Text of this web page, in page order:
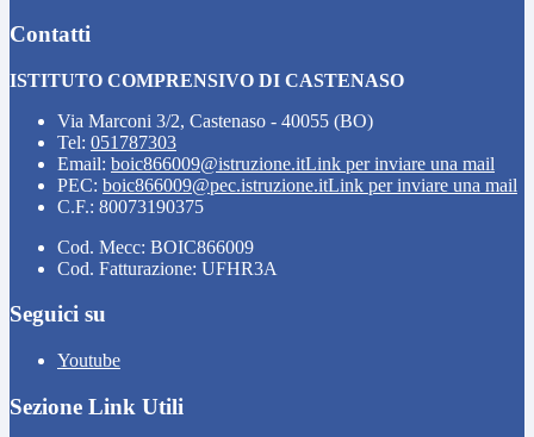
Contatti
ISTITUTO COMPRENSIVO DI CASTENASO
Via Marconi 3/2, Castenaso - 40055 (BO)
Tel: 051787303
Email: boic866009@istruzione.itLink per inviare una mail
PEC: boic866009@pec.istruzione.itLink per inviare una mail
C.F.: 80073190375
Cod. Mecc: BOIC866009
Cod. Fatturazione: UFHR3A
Seguici su
Youtube
Sezione Link Utili